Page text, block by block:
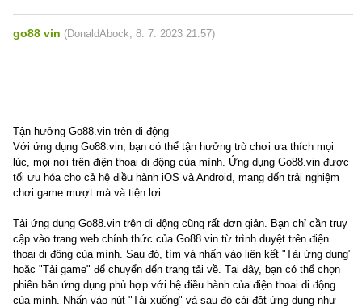
go88 vin (DonaldAbock, 8. 7. 2023 21:57)
Tận hưởng Go88.vin trên di động
Với ứng dụng Go88.vin, bạn có thể tận hưởng trò chơi ưa thích mọi
lúc, mọi nơi trên điện thoại di động của mình. Ứng dụng Go88.vin được
tối ưu hóa cho cả hệ điều hành iOS và Android, mang đến trải nghiệm
chơi game mượt mà và tiện lợi.
Tải ứng dụng Go88.vin trên di động cũng rất đơn giản. Bạn chỉ cần truy
cập vào trang web chính thức của Go88.vin từ trình duyệt trên điện
thoại di động của mình. Sau đó, tìm và nhấn vào liên kết "Tải ứng dụng"
hoặc "Tải game" để chuyển đến trang tải về. Tại đây, bạn có thể chọn
phiên bản ứng dụng phù hợp với hệ điều hành của điện thoại di động
của mình. Nhấn vào nút "Tải xuống" và sau đó cài đặt ứng dụng như